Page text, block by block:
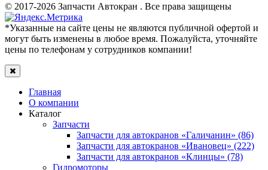
© 2017-2026 Запчасти Автокран . Все права защищены
*Указанные на сайте цены не являются публичной офертой и
могут быть изменены в любое время. Пожалуйста, уточняйте
цены по телефонам у сотрудников компании!
Главная
О компании
Каталог
Запчасти
Запчасти для автокранов «Галичанин» (86)
Запчасти для автокранов «Ивановец» (222)
Запчасти для автокранов «Клинцы» (78)
Гидромоторы